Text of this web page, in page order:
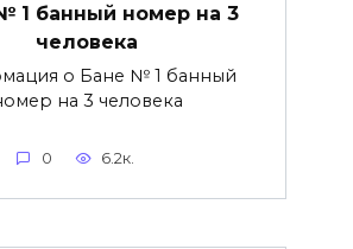
1 банный номер на 3
человека
о Бане № 1 банный
на 3 человека
0 6.2к.